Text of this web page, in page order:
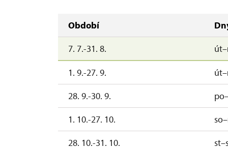
Období
7. 7.-31. 8.
1. 9.-27. 9.
28. 9.-30. 9.
1. 10.-27. 10.
28. 10.-31. 10.